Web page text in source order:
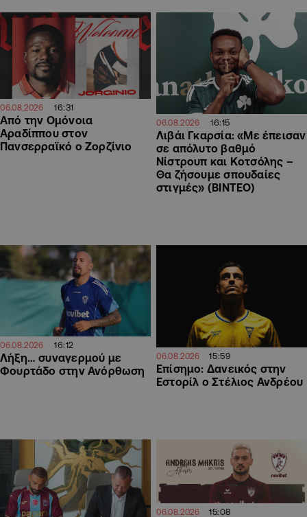
06.08.2026 16:31
Από την Ομόνοια
Αραδίππου στον
Πανσερραϊκό ο Ζορζίνιο
06.08.2026 16:15
Λιβάι Γκαρσία: «Με έπεισαν
σε απόλυτο βαθμό
Νίστρουπ και Κοτσόλης –
Θα ζήσουμε σπουδαίες
στιγμές» (ΒΙΝΤΕΟ)
06.08.2026 16:12
Λήξη… συναγερμού με
Φουρτάδο στην Ανόρθωση
06.08.2026 15:59
Επίσημο: Δανεικός στην
Εστορίλ ο Στέλιος Ανδρέου
06.08.2026 15:08